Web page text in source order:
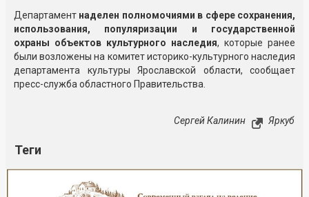
Департамент наделен полномочиями в сфере сохранения,
использования, популяризации и государственной
охраны объектов культурного наследия, которые ранее
были возложены на комитет историко-культурного наследия
департамента культуры Ярославской области, сообщает
пресс-служба областного Правительства.
Сергей Калинин Яркуб
Теги